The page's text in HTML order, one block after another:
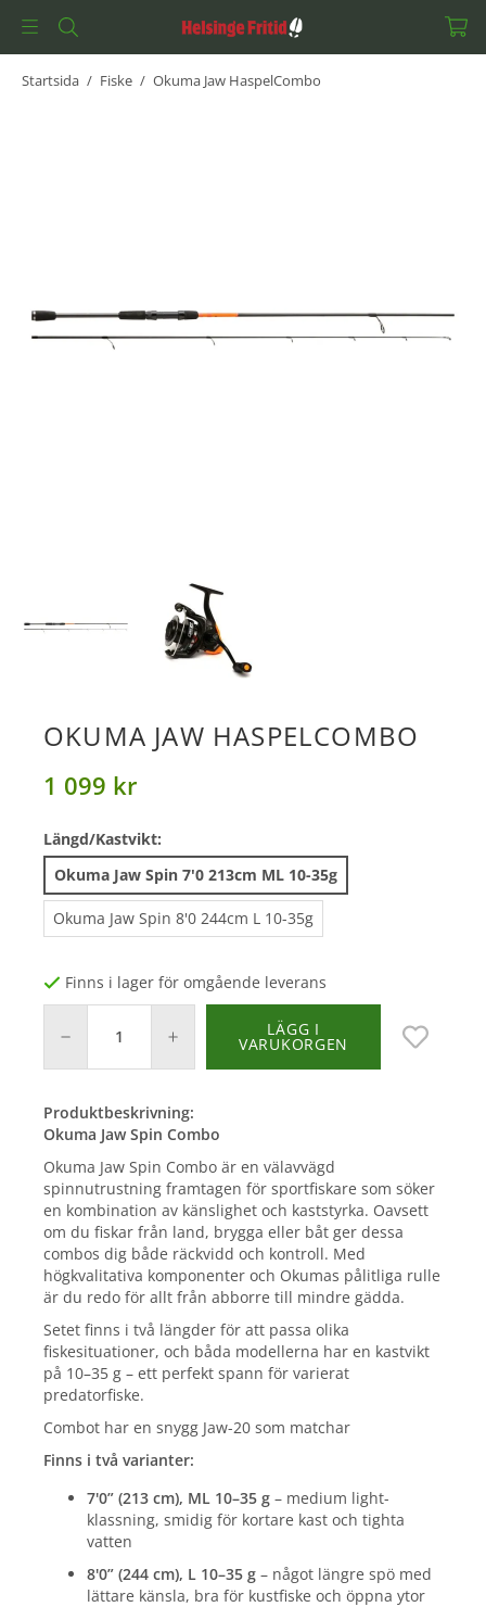
Startsida / Fiske / Okuma Jaw HaspelCombo
OKUMA JAW HASPELCOMBO
1 099 kr
Längd/Kastvikt:
Okuma Jaw Spin 7'0 213cm ML 10-35g
Okuma Jaw Spin 8'0 244cm L 10-35g
Finns i lager för omgående leverans
LÄGG I
VARUKORGEN
Produktbeskrivning:
Okuma Jaw Spin Combo
Okuma Jaw Spin Combo är en välavvägd
spinnutrustning framtagen för sportfiskare som söker
en kombination av känslighet och kaststyrka. Oavsett
om du fiskar från land, brygga eller båt ger dessa
combos dig både räckvidd och kontroll. Med
högkvalitativa komponenter och Okumas pålitliga rulle
är du redo för allt från abborre till mindre gädda.
Setet finns i två längder för att passa olika
fiskesituationer, och båda modellerna har en kastvikt
på 10–35 g – ett perfekt spann för varierat
predatorfiske.
Combot har en snygg Jaw-20 som matchar
Finns i två varianter:
7'0” (213 cm), ML 10–35 g – medium light-
klassning, smidig för kortare kast och tighta
vatten
8'0” (244 cm), L 10–35 g – något längre spö med
lättare känsla, bra för kustfiske och öppna ytor